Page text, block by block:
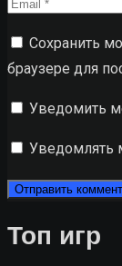
Сохранить
браузере для
Уведомить
Уведомлять
Топ игр